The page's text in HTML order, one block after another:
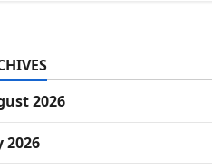
2026
2026